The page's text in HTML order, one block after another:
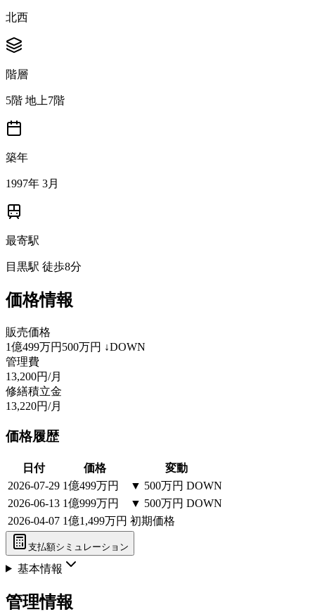
北西
階層
5階 地上7階
築年
1997年 3月
最寄駅
目黒駅 徒歩8分
価格情報
販売価格
1億499万円 500万円 ↓DOWN
管理費
13,200円/月
修繕積立金
13,220円/月
価格履歴
日付 価格
変動
2026-07-29 1億499万円 ▼ 500万円 DOWN
2026-06-13 1億999万円 ▼ 500万円 DOWN
2026-04-07 1億1,499万円 初期価格
支払額シミュレーション
基本情報
管理情報